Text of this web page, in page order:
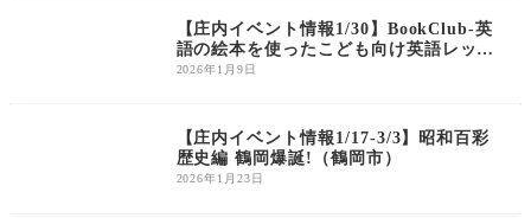
【庄内イベント情報1/30】BookClub-英
語の絵本を使ったこども向け英語レッス
ン-（酒田市）
2026年1月9日
【庄内イベント情報1/17-3/3】昭和百彩
歴史編 鶴岡爆誕!（鶴岡市）
2026年1月23日